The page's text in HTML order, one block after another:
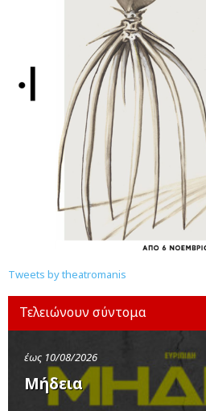
Tweets by theatromanis
Τελειώνουν σύντομα
έως 10/08/2026
Μήδεια